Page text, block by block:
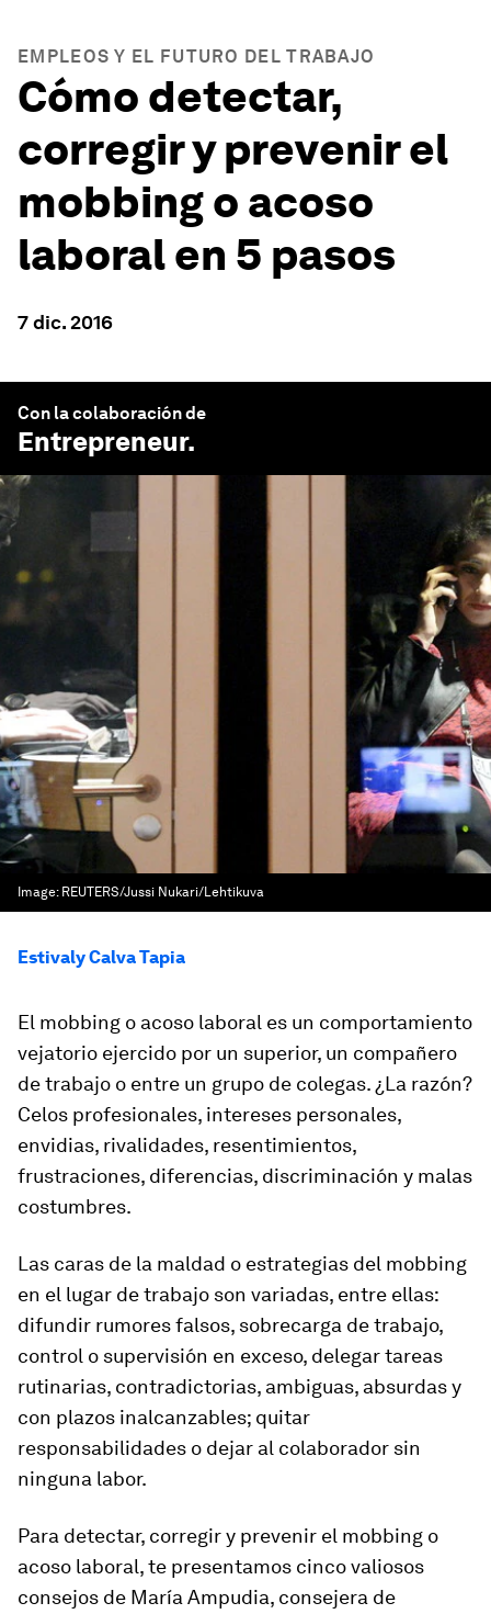
EMPLEOS Y EL FUTURO DEL TRABAJO
Cómo detectar,
corregir y prevenir el
mobbing o acoso
laboral en 5 pasos
7 dic. 2016
Con la colaboración de
Entrepreneur.
Image: REUTERS/Jussi Nukari/Lehtikuva
Estivaly Calva Tapia
El mobbing o acoso laboral es un comportamiento
vejatorio ejercido por un superior, un compañero
de trabajo o entre un grupo de colegas. ¿La razón?
Celos profesionales, intereses personales,
envidias, rivalidades, resentimientos,
frustraciones, diferencias, discriminación y malas
costumbres.
Las caras de la maldad o estrategias del mobbing
en el lugar de trabajo son variadas, entre ellas:
difundir rumores falsos, sobrecarga de trabajo,
control o supervisión en exceso, delegar tareas
rutinarias, contradictorias, ambiguas, absurdas y
con plazos inalcanzables; quitar
responsabilidades o dejar al colaborador sin
ninguna labor.
Para detectar, corregir y prevenir el mobbing o
acoso laboral, te presentamos cinco valiosos
consejos de María Ampudia, consejera de